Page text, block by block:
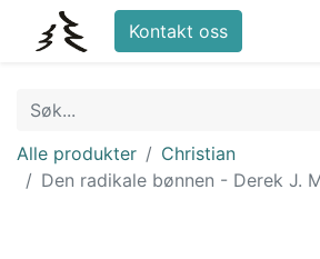
Kontakt oss
Alle produkter
Christian
Den radikale bønnen - Derek J.